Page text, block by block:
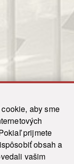
aby sme
prijmete
obsah a
vašim